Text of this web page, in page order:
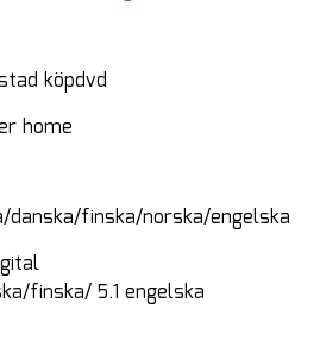
köpdvd
home
finska/norska/engelska
finska/ 5.1 engelska